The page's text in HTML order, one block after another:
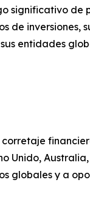
significativo
de inversiones,
entidades
Unido,
globales y a